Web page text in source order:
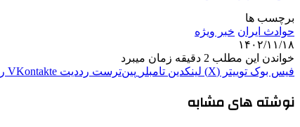
برچسب ها
حوادث ایران خبر ویژه
۱۴۰۲/۱۱/۱۸
خواندن این مطلب 2 دقیقه زمان میبرد
فیس بوک توییتر (X) لینکدین ‫تامبلر ‫پین‌ترست ‫رددیت ‫VKontakte
نوشته های مشابه